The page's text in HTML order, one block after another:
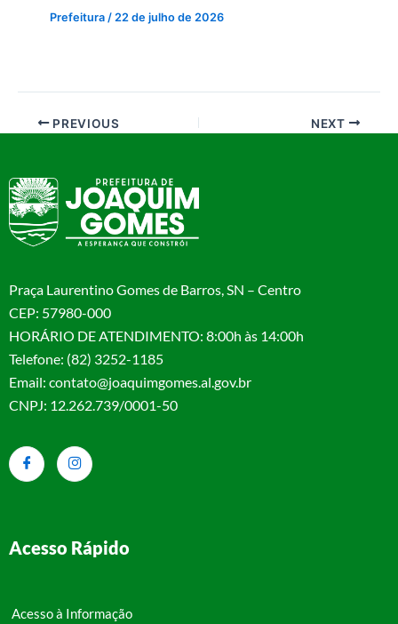
Prefeitura /22 de julho de 2026
PREVIOUS NEXT
Praça Laurentino Gomes de Barros, SN – Centro
CEP: 57980-000
HORÁRIO DE ATENDIMENTO: 8:00h às 14:00h
Telefone: (82) 3252-1185
Email: contato@joaquimgomes.al.gov.br
CNPJ: 12.262.739/0001-50
Acesso Rápido
Acesso à Informação